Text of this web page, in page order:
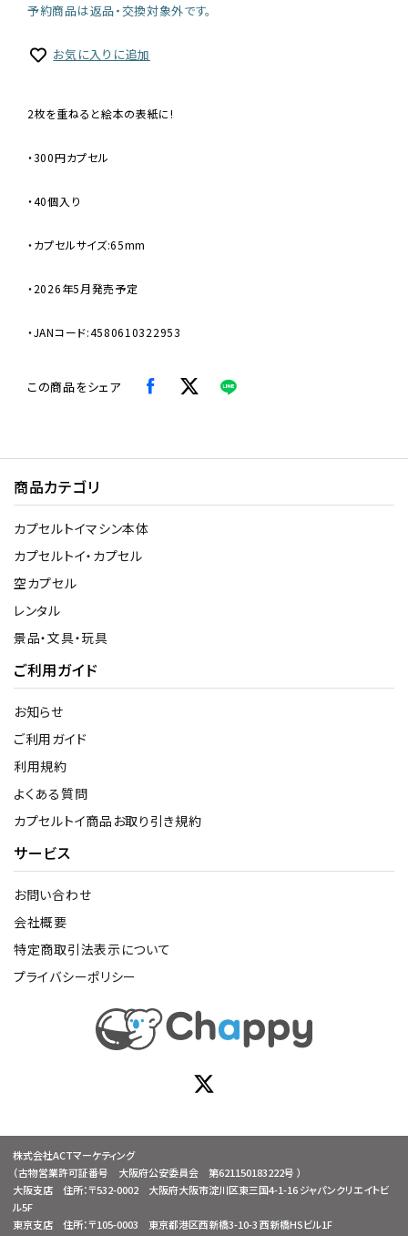
予約商品は返品・交換対象外です。
お気に入りに追加
2枚を重ねると絵本の表紙に!
・300円カプセル
・40個入り
・カプセルサイズ:65mm
・2026年5月発売予定
・JANコード:4580610322953
この商品をシェア
商品カテゴリ
カプセルトイマシン本体
カプセルトイ・カプセル
空カプセル
レンタル
景品・文具・玩具
ご利用ガイド
お知らせ
ご利用ガイド
利用規約
よくある質問
カプセルトイ商品お取り引き規約
サービス
お問い合わせ
会社概要
特定商取引法表示について
プライバシーポリシー
株式会社ACTマーケティング
（古物営業許可証番号 大阪府公安委員会 第621150183222号 ）
大阪支店 住所：〒532-0002 大阪府大阪市淀川区東三国4-1-16 ジャパンクリエイトビ
ル5F
東京支店 住所：〒105-0003 東京都港区西新橋3-10-3 西新橋HSビル1F